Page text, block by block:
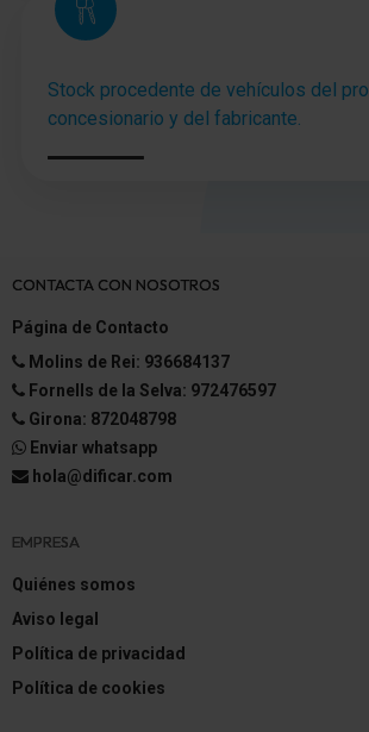
Stock procedente de vehículos del
concesionario y del fabricante.
CONTACTA CON NOSOTROS
Página de Contacto
Molins de Rei: 936684137
Fornells de la Selva: 972476597
Girona: 872048798
Enviar whatsapp
hola@dificar.com
EMPRESA
Quiénes somos
Aviso legal
Política de privacidad
Política de cookies